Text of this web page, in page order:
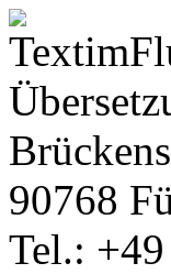
90768
Tel.: